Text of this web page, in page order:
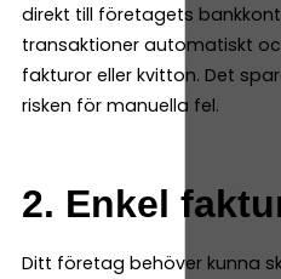
direkt till företagets
transaktioner automatiskt
fakturor eller kvitton. Det
risken för manuella fel.
2. Enkel
Ditt företag behöver kunna